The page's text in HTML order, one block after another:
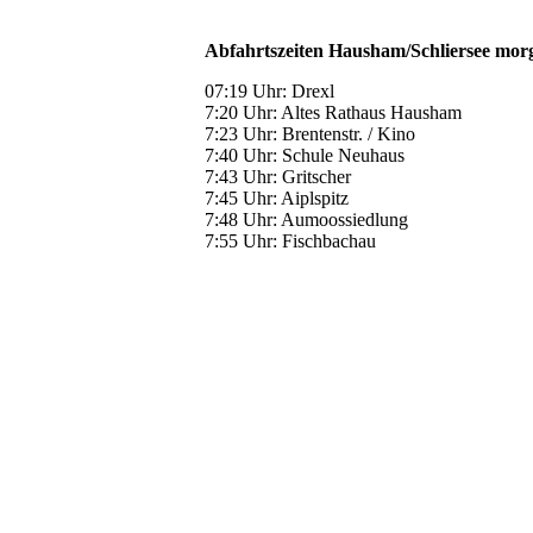
Abfahrtszeiten Hausham/Schliersee
07:19 Uhr: Drexl
7:20 Uhr: Altes Rathaus Hausham
7:23 Uhr: Brentenstr. / Kino
7:40 Uhr: Schule Neuhaus
7:43 Uhr: Gritscher
7:45 Uhr: Aiplspitz
7:48 Uhr: Aumoossiedlung
7:55 Uhr: Fischbachau